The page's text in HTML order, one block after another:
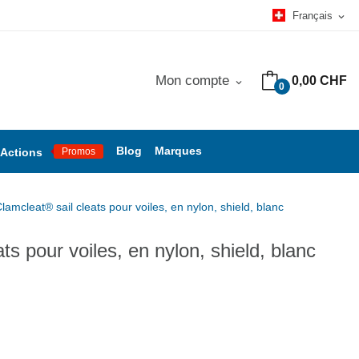
Français expand_more
0 0,00 CHF
Mon compte expand_more
Actions Promos Blog Marques
sail cleats pour voiles, en nylon, shield, blanc
pour voiles, en nylon, shield, blanc